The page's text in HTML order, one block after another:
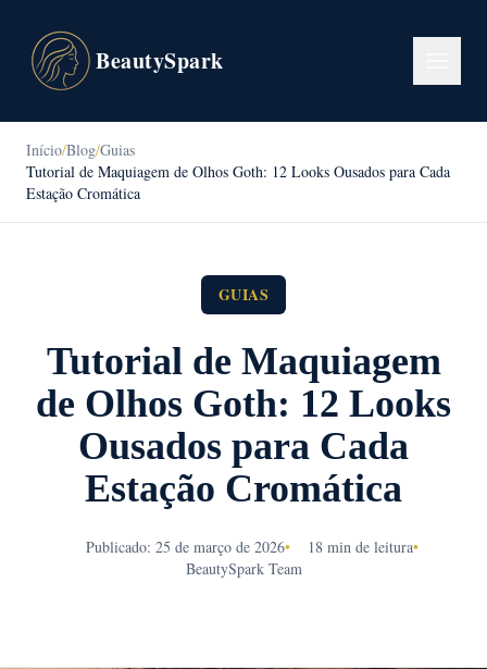
BeautySpark
Início/Blog/Guias
Tutorial de Maquiagem de Olhos Goth: 12 Looks Ousados para Cada
Estação Cromática
GUIAS
Tutorial de Maquiagem
de Olhos Goth: 12 Looks
Ousados para Cada
Estação Cromática
Publicado: 25 de março de 2026• 18 min de leitura•
BeautySpark Team